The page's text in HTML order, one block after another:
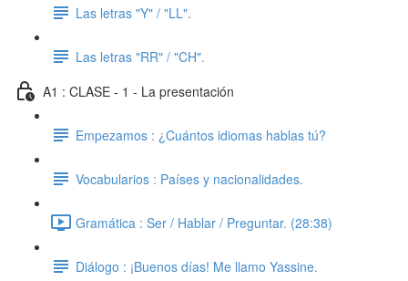
Las letras "Y" / "LL".
Las letras "RR" / "CH".
A1 : CLASE - 1 - La presentación
Empezamos : ¿Cuántos idiomas hablas tú?
Vocabularios : Países y nacionalidades.
Gramática : Ser / Hablar / Preguntar. (28:38)
Diálogo : ¡Buenos días! Me llamo Yassine.